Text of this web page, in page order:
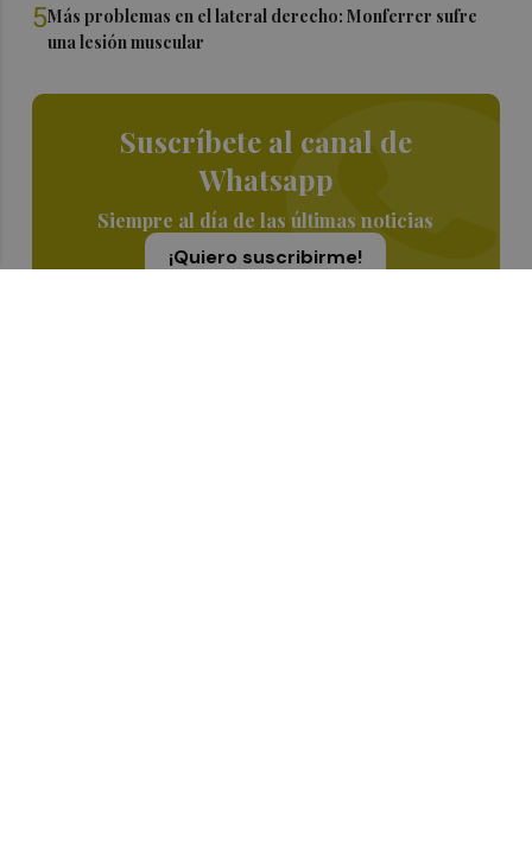
5Más problemas en el lateral derecho: Monferrer sufre
una lesión muscular
Suscríbete al canal de
Whatsapp
Siempre al día de las últimas noticias
¡Quiero suscribirme!